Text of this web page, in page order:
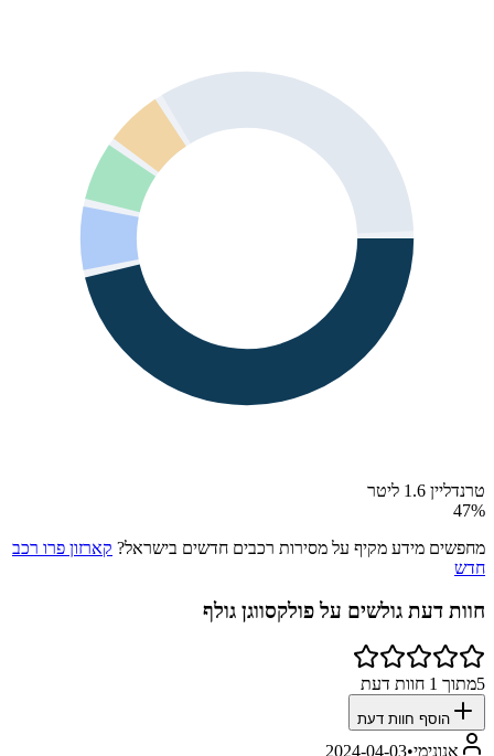
טרנדליין 1.6 ליטר
47%
מחפשים מידע מקיף על מסירות רכבים חדשים בישראל? קארזון פרו רכב
חדש
חוות דעת גולשים עלפולקסווגן גולף
5מתוך 1 חוות דעת
הוסף חוות דעת
אנונימי•
2024-04-03